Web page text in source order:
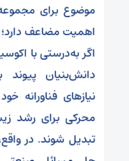
موضوع برای
اهمیت مضاعف
اگر به‌درستی با
دانش‌بنیان پیوند
نیازهای فناورانه
محرکی برای رشد
تبدیل شوند. در